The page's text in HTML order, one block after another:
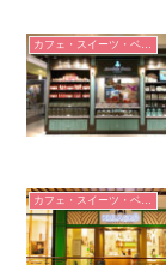
カフェ・スイーツ・ベーカリー